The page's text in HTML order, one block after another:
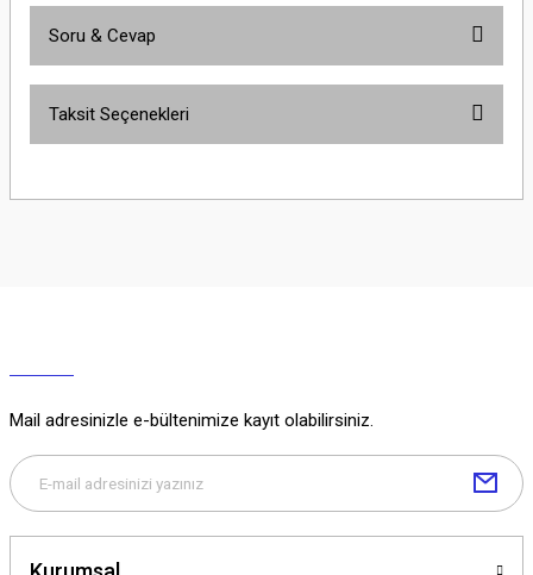
Soru & Cevap
Soru Sor
Taksit Seçenekleri
Mail adresinizle e-bültenimize kayıt olabilirsiniz.